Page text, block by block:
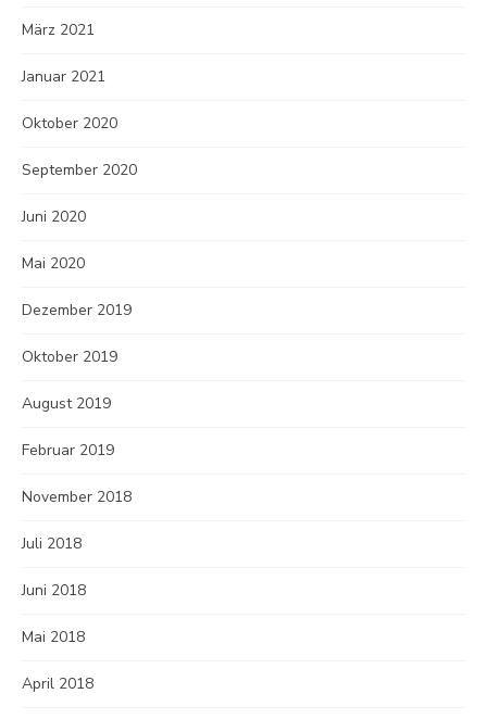
März 2021
Januar 2021
Oktober 2020
September 2020
Juni 2020
Mai 2020
Dezember 2019
Oktober 2019
August 2019
Februar 2019
November 2018
Juli 2018
Juni 2018
Mai 2018
April 2018